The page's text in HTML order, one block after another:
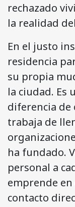
rechazado
la realidad
En el justo
residencia
su propia
la ciudad. Es
diferencia de
trabaja de
ha fundado.
personal a
emprende en
contacto